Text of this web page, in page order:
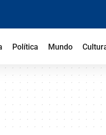
Política Mundo